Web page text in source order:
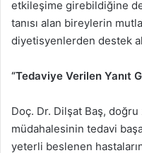
etkileşime girebildiğine
tanısı alan bireylerin
diyetisyenlerden destek
“Tedaviye Verilen Yanıt
Doç. Dr. Dilşat Baş,
müdahalesinin tedavi
yeterli beslenen